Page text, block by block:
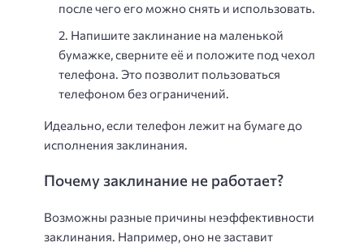
после чего его можно снять и использовать.
Напишите заклинание на маленькой
бумажке, сверните её и положите под чехол
телефона. Это позволит пользоваться
телефоном без ограничений.
Идеально, если телефон лежит на бумаге до
исполнения заклинания.
Почему заклинание не работает?
Возможны разные причины неэффективности
заклинания. Например, оно не заставит